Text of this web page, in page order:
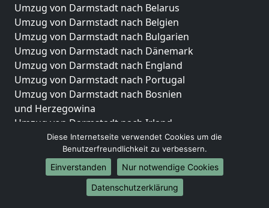
Umzug von Darmstadt nach Belarus
Umzug von Darmstadt nach Belgien
Umzug von Darmstadt nach Bulgarien
Umzug von Darmstadt nach Dänemark
Umzug von Darmstadt nach England
Umzug von Darmstadt nach Portugal
Umzug von Darmstadt nach Bosnien
und Herzegowina
Umzug von Darmstadt nach Irland
Umzug von Darmstadt nach Lettland
Umzug von Darmstadt nach Zypern
Umzug von Darmstadt nach Kroatien
Umzug von Darmstadt nach Estland
Umzug von Darmstadt nach Finnland
Diese Internetseite verwendet Cookies um die
Benutzerfreundlichkeit zu verbessern.
Einverstanden
Nur notwendige Cookies
Datenschutzerklärung